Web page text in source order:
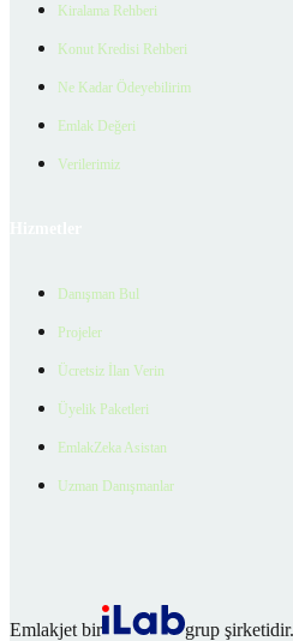
Kiralama Rehberi
Konut Kredisi Rehberi
Ne Kadar Ödeyebilirim
Emlak Değeri
Verilerimiz
Danışman Bul
Projeler
Ücretsiz İlan Verin
Üyelik Paketleri
EmlakZeka Asistan
Uzman Danışmanlar
Emlakjet bir
grup şirketidir.